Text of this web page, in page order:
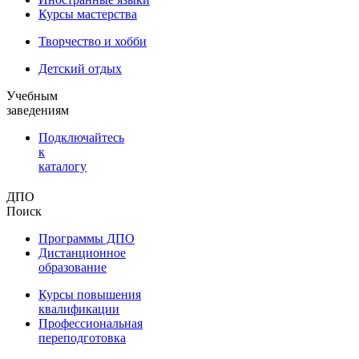
Курсы мастерства
Творчество и хобби
Детский отдых
Учебным
заведениям
Подключайтесь
к
каталогу
ДПО
Поиск
Программы ДПО
Дистанционное
образование
Курсы повышения
квалификации
Профессиональная
переподготовка